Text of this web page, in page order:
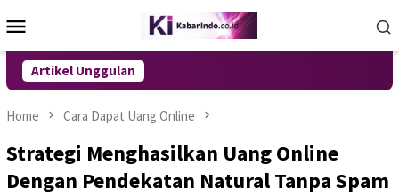
to
Menu
Artikel Unggulan
Home Cara Dapat Uang Online
Strategi Menghasilkan Uang Online
Dengan Pendekatan Natural Tanpa Spam